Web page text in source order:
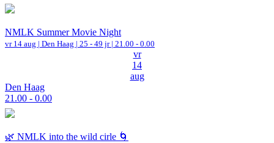
NMLK Summer Movie Night
vr 14 aug | Den Haag | 25 - 49 jr | 21.00 - 0.00
vr
14
aug
Den Haag
21.00 - 0.00
🌿 NMLK into the wild cirle 🌀